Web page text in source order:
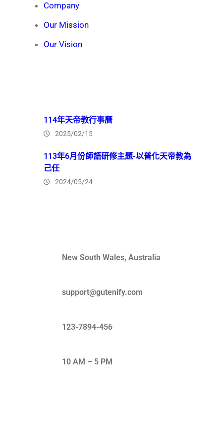
Company
Our Mission
Our Vision
114年天帝教行事曆
2025/02/15
113年6月份師語研修主題-以普化天帝教為
己任
2024/05/24
New South Wales, Australia
support@gutenify.com
123-7894-456
10 AM – 5 PM